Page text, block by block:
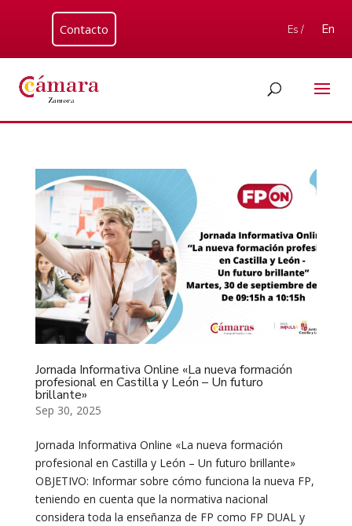
Contacto Es / En
Jornada Informativa Online «La nueva formación
profesional en Castilla y León – Un futuro
brillante»
Sep 30, 2025
Jornada Informativa Online «La nueva formación
profesional en Castilla y León – Un futuro brillante»
OBJETIVO: Informar sobre cómo funciona la nueva FP,
teniendo en cuenta que la normativa nacional
considera toda la enseñanza de FP como FP DUAL y